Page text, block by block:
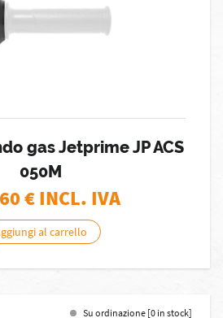
gas Jetprime JP ACS
050M
€ INCL. IVA
al carrello
Su ordinazione [0 in stock]